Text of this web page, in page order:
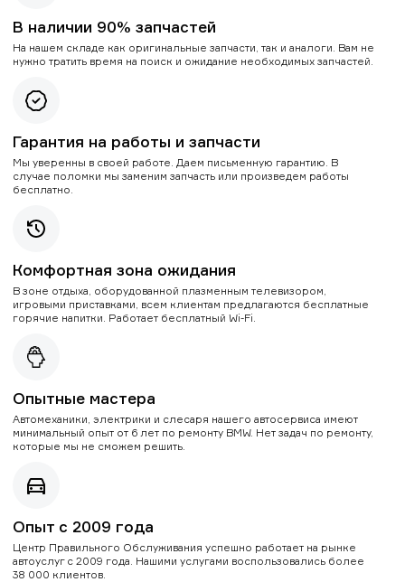
В наличии 90% запчастей
На нашем складе как оригинальные запчасти, так и аналоги. Вам не
нужно тратить время на поиск и ожидание необходимых запчастей.
Гарантия на работы и запчасти
Мы уверенны в своей работе. Даем письменную гарантию. В
случае поломки мы заменим запчасть или произведем работы
бесплатно.
Комфортная зона ожидания
В зоне отдыха, оборудованной плазменным телевизором,
игровыми приставками, всем клиентам предлагаются бесплатные
горячие напитки. Работает бесплатный Wi-Fi.
Опытные мастера
Автомеханики, электрики и слесаря нашего автосервиса имеют
минимальный опыт от 6 лет по ремонту BMW. Нет задач по ремонту,
которые мы не сможем решить.
Опыт с 2009 года
Центр Правильного Обслуживания успешно работает на рынке
автоуслуг с 2009 года. Нашими услугами воспользовались более
38 000 клиентов.